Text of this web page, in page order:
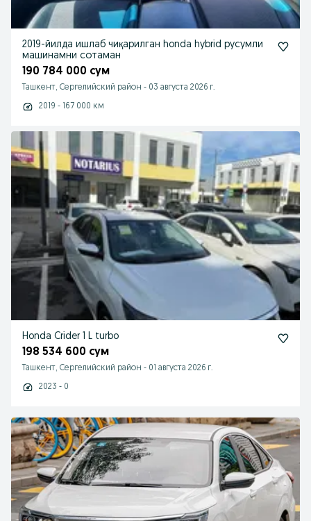
2019-йилда ишлаб чиқарилган honda hybrid русумли
машинамни сотаман
190 784 000 сум
Ташкент, Сергелийский район - 03 августа 2026 г.
2019 - 167 000 км
Honda Crider 1 L turbo
198 534 600 сум
Ташкент, Сергелийский район - 01 августа 2026 г.
2023 - 0